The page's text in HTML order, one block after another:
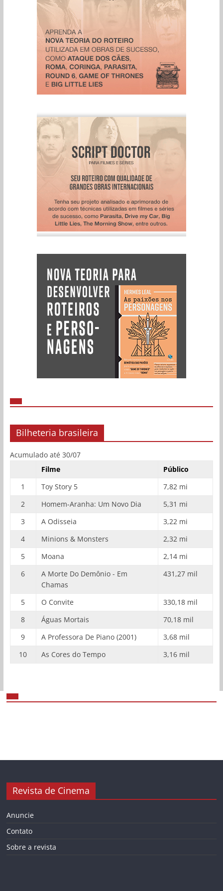
Bilheteria brasileira
Acumulado até 30/07
Filme
Público
1
Toy Story 5
7,82 mi
2
Homem-Aranha: Um Novo Dia
5,31 mi
3
A Odisseia
3,22 mi
4
Minions & Monsters
2,32 mi
5
Moana
2,14 mi
6
A Morte Do Demônio - Em
Chamas
431,27 mil
5 O Convite
330,18 mil
8
Águas Mortais
70,18 mil
9
A Professora De Piano (2001)
3,68 mil
10
As Cores do Tempo 3,16 mil
Revista de Cinema
Anuncie
Contato
Sobre a revista